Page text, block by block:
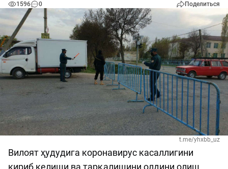
1596 0 Поделиться
t.me/yhxbb_uz
Вилоят ҳудудига коронавирус касаллигини
кириб келиши ва тарқалишини олдини олиш